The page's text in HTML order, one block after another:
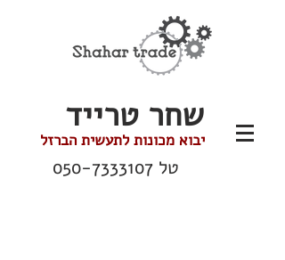
שחר טרייד
יבוא מכונות לתעשית הברזל
050-7333107 טל